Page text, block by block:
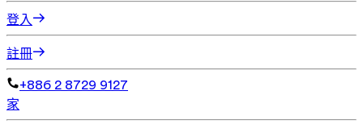
登入
註冊
+886 2 8729 9127
家